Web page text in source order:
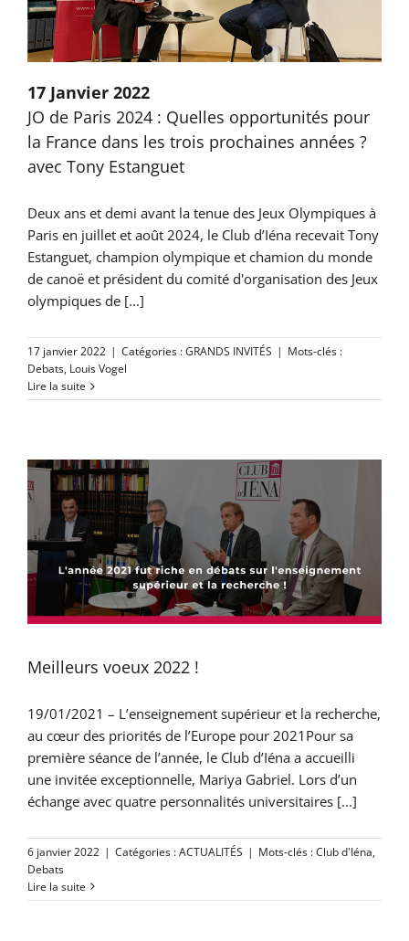
17 Janvier 2022
JO de Paris 2024 : Quelles opportunités pour
la France dans les trois prochaines années ?
avec Tony Estanguet
Deux ans et demi avant la tenue des Jeux Olympiques à
Paris en juillet et août 2024, le Club d’Iéna recevait Tony
Estanguet, champion olympique et chamion du monde
de canoë et président du comité d'organisation des Jeux
olympiques de [...]
17 janvier 2022 | Catégories :GRANDS INVITÉS | Mots-clés :
Debats, Louis Vogel
Lire la suite
Meilleurs voeux 2022 !
19/01/2021 – L’enseignement supérieur et la recherche,
au cœur des priorités de l’Europe pour 2021Pour sa
première séance de l’année, le Club d’Iéna a accueilli
une invitée exceptionnelle, Mariya Gabriel. Lors d’un
échange avec quatre personnalités universitaires [...]
6 janvier 2022 | Catégories :ACTUALITÉS | Mots-clés :Club d'Iéna,
Debats
Lire la suite